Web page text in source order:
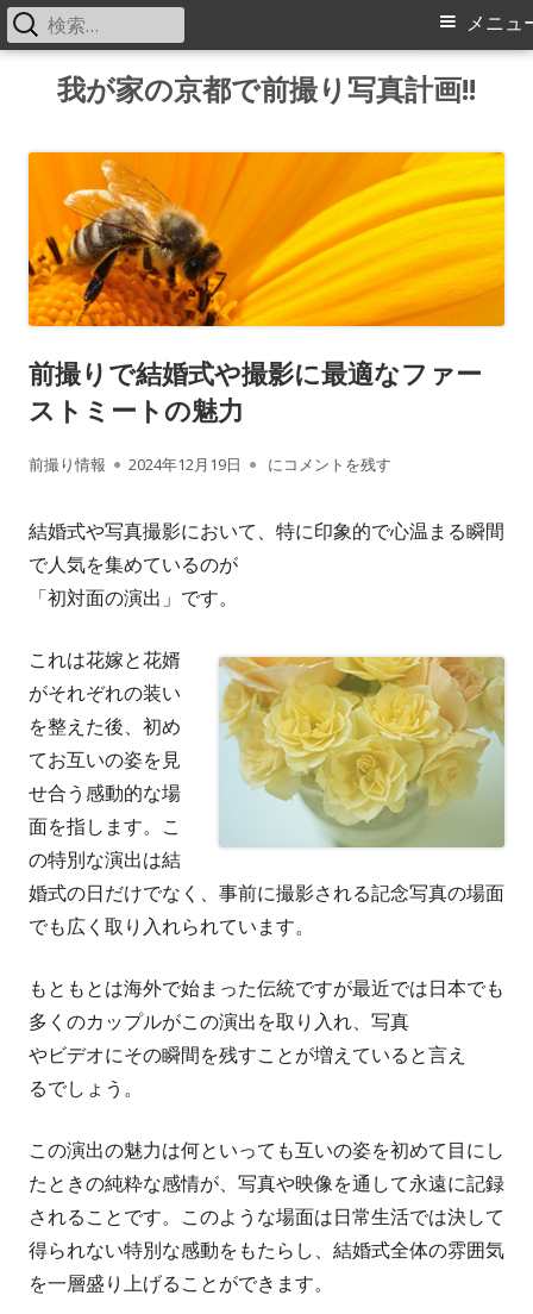
我が家の京都で前撮り写真計画!!
メ
メニュ
検
索:
前撮りで結婚式や撮影に最適なファー
ストミートの魅力
作
前撮り情報
公
2024年12月19日 前撮りで結婚式や撮影に最適なファ
にコメントを残す
結婚式や写真撮影において、特に印象的で心温まる瞬間
で人気を集めているのが
「初対面の演出」です。
これは花嫁と花婿
がそれぞれの装い
を整えた後、初め
てお互いの姿を見
せ合う感動的な場
面を指します。こ
の特別な演出は結
婚式の日だけでなく、事前に撮影される記念写真の場面
でも広く取り入れられています。
もともとは海外で始まった伝統ですが最近では日本でも
多くのカップルがこの演出を取り入れ、写真
やビデオにその瞬間を残すことが増えていると言え
るでしょう。
この演出の魅力は何といっても互いの姿を初めて目にし
たときの純粋な感情が、写真や映像を通して永遠に記録
されることです。このような場面は日常生活では決して
得られない特別な感動をもたらし、結婚式全体の雰囲気
を一層盛り上げることができます。